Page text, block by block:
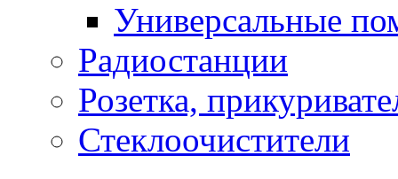
Универсальные
Радиостанции
Розетка,
Стеклоочистители